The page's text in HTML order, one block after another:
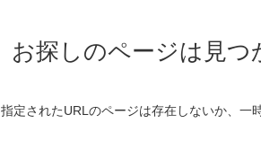
お探しのページは見つ
指定されたURLのページは存在しないか、一